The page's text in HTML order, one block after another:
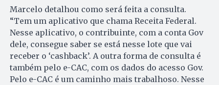
Marcelo detalhou como será feita a consulta.
“Tem um aplicativo que chama Receita Federal.
Nesse aplicativo, o contribuinte, com a conta Gov
dele, consegue saber se está nesse lote que vai
receber o ‘cashback’. A outra forma de consulta é
também pelo e-CAC, com os dados do acesso Gov.
Pelo e-CAC é um caminho mais trabalhoso. Nesse